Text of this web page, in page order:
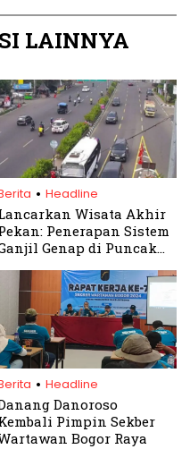
LAINNYA
. Headline
Wisata Akhir
Penerapan Sistem
Genap di Puncak
. Headline
Danoroso
Pimpin Sekber
Bogor Raya